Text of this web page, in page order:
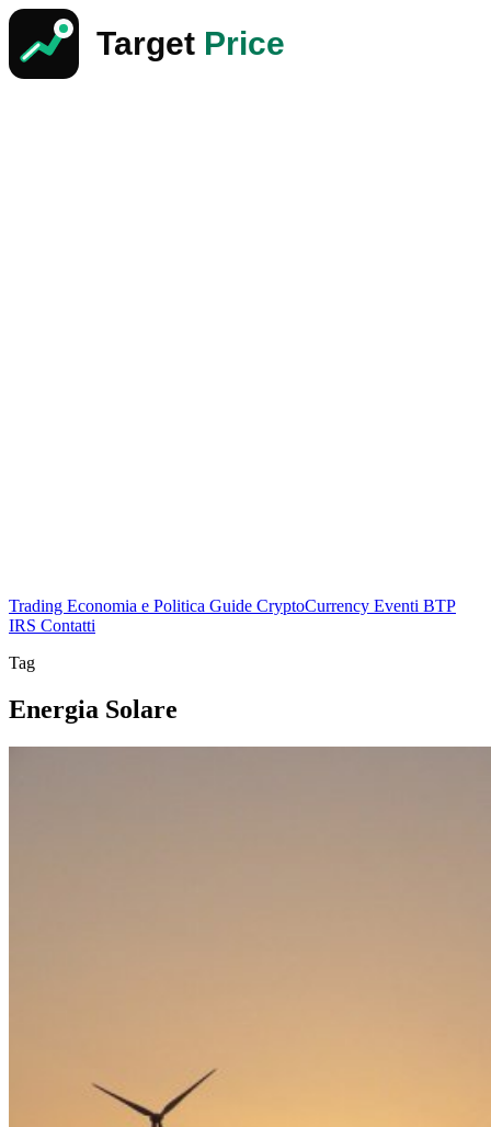
Trading Economia e Politica Guide CryptoCurrency Eventi BTP
IRS Contatti
Tag
Energia Solare